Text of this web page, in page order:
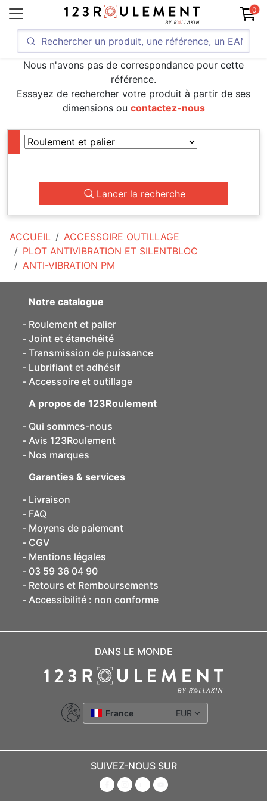
0
ACCUEIL
ACCESSOIRE OUTILLAGE
PLOT ANTIVIBRATION ET SILENTBLOC
ANTI-VIBRATION PM
Nous n'avons pas de correspondance pour cette
référence.
Essayez de rechercher votre produit à partir de ses
dimensions ou contactez-nous
Lancer la recherche
Notre catalogue
Roulement et palier
Joint et étanchéité
Transmission de puissance
Lubrifiant et adhésif
Accessoire et outillage
A propos de 123Roulement
Qui sommes-nous
Avis 123Roulement
Nos marques
Garanties & services
Livraison
FAQ
Moyens de paiement
CGV
Mentions légales
03 59 36 04 90
Retours et Remboursements
Accessibilité : non conforme
DANS LE MONDE
France EUR
SUIVEZ-NOUS SUR